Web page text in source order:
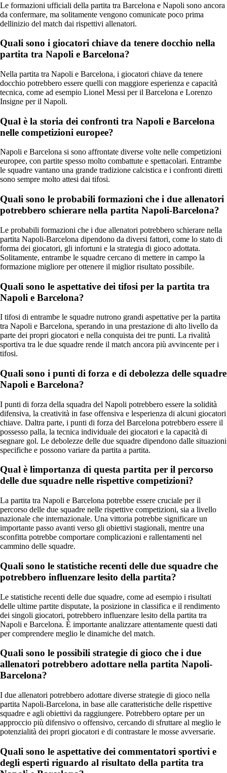
Le formazioni ufficiali della partita tra Barcelona e Napoli sono ancora
da confermare, ma solitamente vengono comunicate poco prima
dellinizio del match dai rispettivi allenatori.
Quali sono i giocatori chiave da tenere docchio nella
partita tra Napoli e Barcelona?
Nella partita tra Napoli e Barcelona, i giocatori chiave da tenere
docchio potrebbero essere quelli con maggiore esperienza e capacità
tecnica, come ad esempio Lionel Messi per il Barcelona e Lorenzo
Insigne per il Napoli.
Qual è la storia dei confronti tra Napoli e Barcelona
nelle competizioni europee?
Napoli e Barcelona si sono affrontate diverse volte nelle competizioni
europee, con partite spesso molto combattute e spettacolari. Entrambe
le squadre vantano una grande tradizione calcistica e i confronti diretti
sono sempre molto attesi dai tifosi.
Quali sono le probabili formazioni che i due allenatori
potrebbero schierare nella partita Napoli-Barcelona?
Le probabili formazioni che i due allenatori potrebbero schierare nella
partita Napoli-Barcelona dipendono da diversi fattori, come lo stato di
forma dei giocatori, gli infortuni e la strategia di gioco adottata.
Solitamente, entrambe le squadre cercano di mettere in campo la
formazione migliore per ottenere il miglior risultato possibile.
Quali sono le aspettative dei tifosi per la partita tra
Napoli e Barcelona?
I tifosi di entrambe le squadre nutrono grandi aspettative per la partita
tra Napoli e Barcelona, sperando in una prestazione di alto livello da
parte dei propri giocatori e nella conquista dei tre punti. La rivalità
sportiva tra le due squadre rende il match ancora più avvincente per i
tifosi.
Quali sono i punti di forza e di debolezza delle squadre
Napoli e Barcelona?
I punti di forza della squadra del Napoli potrebbero essere la solidità
difensiva, la creatività in fase offensiva e lesperienza di alcuni giocatori
chiave. Daltra parte, i punti di forza del Barcelona potrebbero essere il
possesso palla, la tecnica individuale dei giocatori e la capacità di
segnare gol. Le debolezze delle due squadre dipendono dalle situazioni
specifiche e possono variare da partita a partita.
Qual è limportanza di questa partita per il percorso
delle due squadre nelle rispettive competizioni?
La partita tra Napoli e Barcelona potrebbe essere cruciale per il
percorso delle due squadre nelle rispettive competizioni, sia a livello
nazionale che internazionale. Una vittoria potrebbe significare un
importante passo avanti verso gli obiettivi stagionali, mentre una
sconfitta potrebbe comportare complicazioni e rallentamenti nel
cammino delle squadre.
Quali sono le statistiche recenti delle due squadre che
potrebbero influenzare lesito della partita?
Le statistiche recenti delle due squadre, come ad esempio i risultati
delle ultime partite disputate, la posizione in classifica e il rendimento
dei singoli giocatori, potrebbero influenzare lesito della partita tra
Napoli e Barcelona. È importante analizzare attentamente questi dati
per comprendere meglio le dinamiche del match.
Quali sono le possibili strategie di gioco che i due
allenatori potrebbero adottare nella partita Napoli-
Barcelona?
I due allenatori potrebbero adottare diverse strategie di gioco nella
partita Napoli-Barcelona, in base alle caratteristiche delle rispettive
squadre e agli obiettivi da raggiungere. Potrebbero optare per un
approccio più difensivo o offensivo, cercando di sfruttare al meglio le
potenzialità dei propri giocatori e di contrastare le mosse avversarie.
Quali sono le aspettative dei commentatori sportivi e
degli esperti riguardo al risultato della partita tra